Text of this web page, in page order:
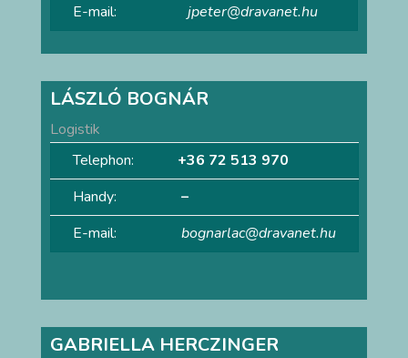
E-mail:
jpeter@dravanet.hu
LÁSZLÓ BOGNÁR
Logistik
Telephon:
+36 72 513 970
Handy:
–
E-mail:
bognarlac@dravanet.hu
GABRIELLA HERCZINGER